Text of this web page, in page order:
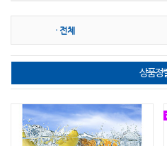
TOA DKK
ISTEK
PTE
· 전체
상품정